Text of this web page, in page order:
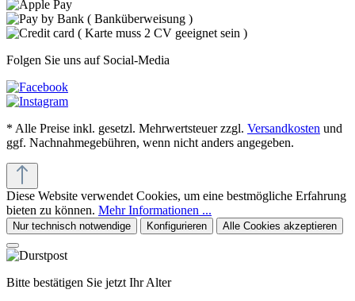
Folgen Sie uns auf Social-Media
* Alle Preise inkl. gesetzl. Mehrwertsteuer zzgl. Versandkosten und
ggf. Nachnahmegebühren, wenn nicht anders angegeben.
Diese Website verwendet Cookies, um eine bestmögliche Erfahrung
bieten zu können. Mehr Informationen ...
Nur technisch notwendige Konfigurieren Alle Cookies akzeptieren
Bitte bestätigen Sie jetzt Ihr Alter